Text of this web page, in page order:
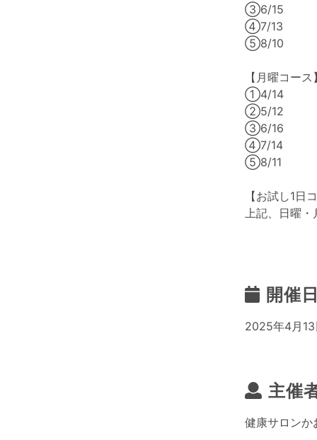
③6/15
④7/13
⑤8/10
【月曜コー
①4/14
②5/12
③6/16
④7/14
⑤8/11
【お試し1日
上記、日曜・
開催
2025年4月
主催
健康サロンか